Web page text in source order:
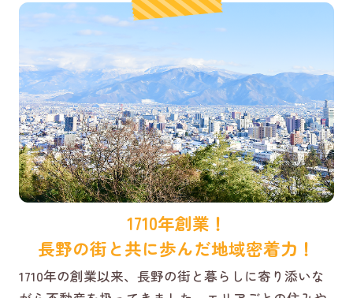
1710年創業！
長野の街と共に歩んだ地域密着力！
1710年の創業以来、長野の街と暮らしに寄り添いな